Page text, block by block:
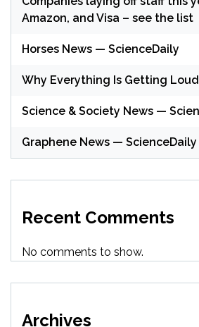
Amazon, and Visa – see the list
Horses News — ScienceDaily
Why Everything Is Getting
Science & Society News —
Graphene News — ScienceDaily
Recent Comments
No comments to show.
Archives